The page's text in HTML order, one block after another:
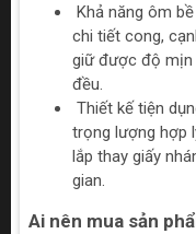
Khả năng ôm
chi tiết cong,
giữ được độ mịn
đều.
Thiết kế tiện
trọng lượng hợp
lắp thay giấy
gian.
Ai nên mua sản